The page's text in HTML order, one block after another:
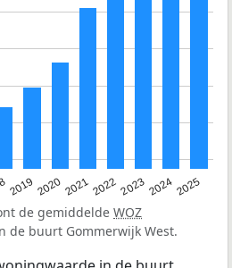
2019 202020212022202320242025
de gemiddelde WOZ
de buurt Gommerwijk West.